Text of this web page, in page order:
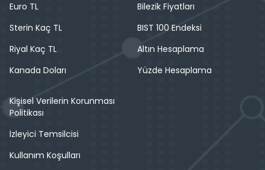
Euro TL
Sterin Kaç TL
Riyal Kaç TL
Kanada Doları
Bilezik Fiyatları
BIST 100 Endeksi
Altın Hesaplama
Yüzde Hesaplama
Kişisel Verilerin Korunması
Politikası
İzleyici Temsilcisi
Kullanım Koşulları